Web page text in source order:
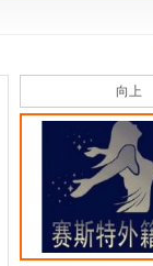
向上